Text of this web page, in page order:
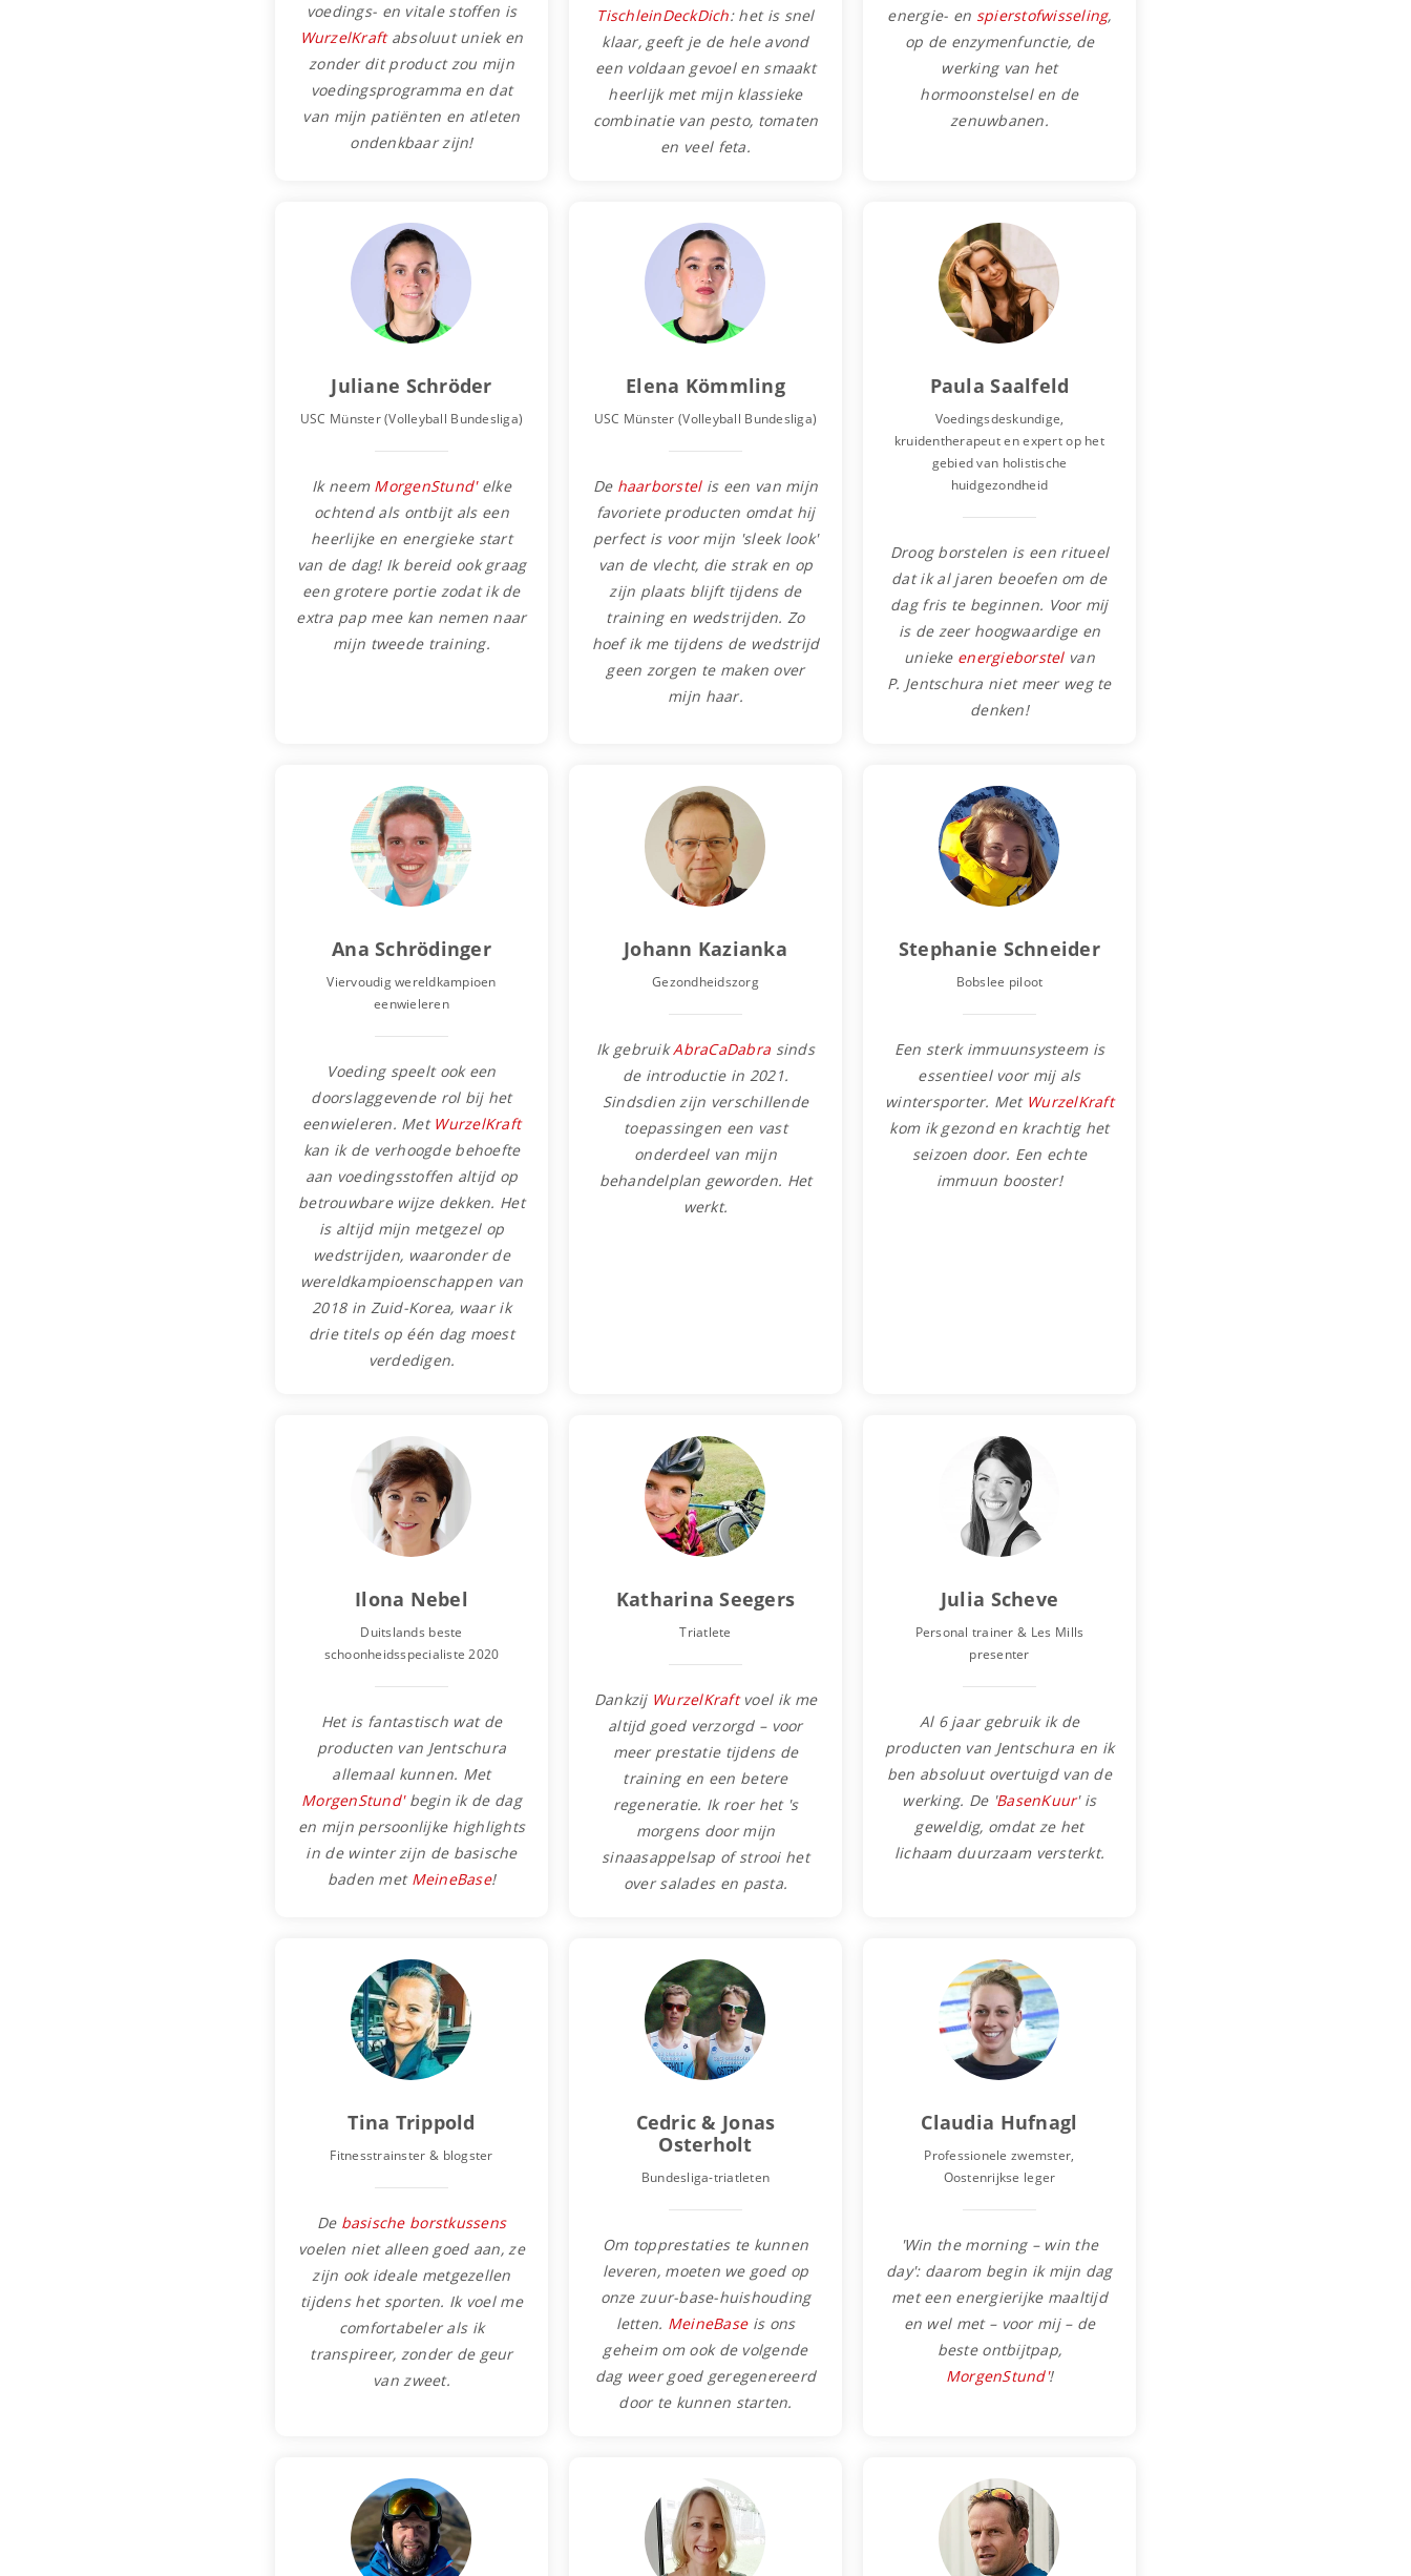
voedings- en vitale stoffen is
WurzelKraftabsoluut uniek en
zonder dit product zou mijn
voedingsprogramma en dat
van mijn patiënten en atleten
ondenkbaar zijn!
TischleinDeckDich: het is snel
klaar, geeft je de hele avond
een voldaan gevoel en smaakt
heerlijk met mijn klassieke
combinatie van pesto, tomaten
en veel feta.
energie- en spierstofwisseling,
op de enzymenfunctie, de
werking van het
hormoonstelsel en de
zenuwbanen.
Juliane Schröder
USC Münster (Volleyball Bundesliga)
Ik neem MorgenStund'elke
ochtend als ontbijt als een
heerlijke en energieke start
van de dag! Ik bereid ook graag
een grotere portie zodat ik de
extra pap mee kan nemen naar
mijn tweede training.
Elena Kömmling
USC Münster (Volleyball Bundesliga)
De haarborstelis een van mijn
favoriete producten omdat hij
perfect is voor mijn 'sleek look'
van de vlecht, die strak en op
zijn plaats blijft tijdens de
training en wedstrijden. Zo
hoef ik me tijdens de wedstrijd
geen zorgen te maken over
mijn haar.
Paula Saalfeld
Voedingsdeskundige,
kruidentherapeut en expert op het
gebied van holistische
huidgezondheid
Droog borstelen is een ritueel
dat ik al jaren beoefen om de
dag fris te beginnen. Voor mij
is de zeer hoogwaardige en
unieke energieborstelvan
P. Jentschura niet meer weg te
denken!
Ana Schrödinger
Viervoudig wereldkampioen
eenwieleren
Voeding speelt ook een
doorslaggevende rol bij het
eenwieleren. Met WurzelKraft
kan ik de verhoogde behoefte
aan voedingsstoffen altijd op
betrouwbare wijze dekken. Het
is altijd mijn metgezel op
wedstrijden, waaronder de
wereldkampioenschappen van
2018 in Zuid-Korea, waar ik
drie titels op één dag moest
verdedigen.
Johann Kazianka
Gezondheidszorg
Ik gebruikAbraCaDabra sinds
de introductie in 2021.
Sindsdien zijn verschillende
toepassingen een vast
onderdeel van mijn
behandelplan geworden. Het
werkt.
Stephanie Schneider
Bobslee piloot
Een sterk immuunsysteem is
essentieel voor mij als
wintersporter. Met WurzelKraft
kom ik gezond en krachtig het
seizoen door. Een echte
immuun booster!
Ilona Nebel
Duitslands beste
schoonheidsspecialiste 2020
Het is fantastisch wat de
producten van Jentschura
allemaal kunnen. Met
MorgenStund'begin ik de dag
en mijn persoonlijke highlights
in de winter zijn de basische
baden met MeineBase!
Katharina Seegers
Triatlete
Dankzij WurzelKraftvoel ik me
altijd goed verzorgd – voor
meer prestatie tijdens de
training en een betere
regeneratie. Ik roer het 's
morgens door mijn
sinaasappelsap of strooi het
over salades en pasta.
Julia Scheve
Personal trainer & Les Mills
presenter
Al 6 jaar gebruik ik de
producten van Jentschura en ik
ben absoluut overtuigd van de
werking. De 'BasenKuur' is
geweldig, omdat ze het
lichaam duurzaam versterkt.
Tina Trippold
Fitnesstrainster & blogster
De basische borstkussens
voelen niet alleen goed aan, ze
zijn ook ideale metgezellen
tijdens het sporten. Ik voel me
comfortabeler als ik
transpireer, zonder de geur
van zweet.
Cedric & Jonas
Osterholt
Bundesliga-triatleten
Om topprestaties te kunnen
leveren, moeten we goed op
onze zuur-base-huishouding
letten. MeineBaseis ons
geheim om ook de volgende
dag weer goed geregenereerd
door te kunnen starten.
Claudia Hufnagl
Professionele zwemster,
Oostenrijkse leger
'Win the morning – win the
day': daarom begin ik mijn dag
met een energierijke maaltijd
en wel met – voor mij – de
beste ontbijtpap,
MorgenStund'!